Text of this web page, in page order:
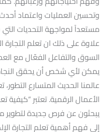
وتحسين العمليات واعتماد
مستعداً لمواجهة التحديات
علاوة على ذلك ان تعلم
السوق والتفاعل الفعّال مع
يمكن لأي شخص أن يحقق النجاح
عالمنا الحديث المتسارع التطور،
الأعمال الرقمية. تعتبر “كيفية
يبحثون عن فرص جديدة لتطوير
إلى فهم أهمية تعلم التجارة